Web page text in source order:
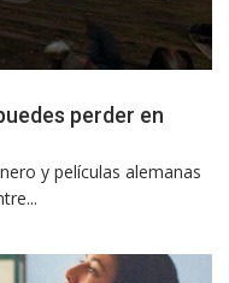
perder en
y películas alemanas